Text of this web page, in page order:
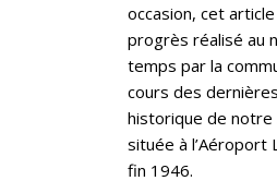
occasion, cet
progrès réalisé au
temps par la
cours des
historique de
située à l’Aéroport
fin 1946.